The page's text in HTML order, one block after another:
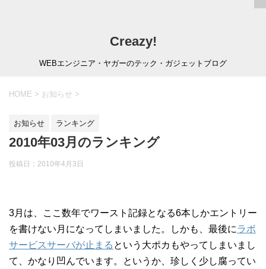
Creazy!
WEBエンジニア・ヤガーのテック・ガジェットブログ
HOME > お知らせ >
お知らせ ランキング
2010年03月のランキング
投稿日： 2010年4月3日
3月は、ここ数年でワースト記録となる6本しかエントリー
を書けない月になってしまいました。しかも、最後にラボ
サービスサーバが止まる という大ポカもやってしまいまし
て、かなり凹んでいます。というか、珍しく少し腐ってい